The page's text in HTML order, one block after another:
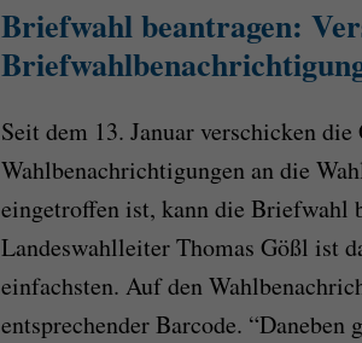
Briefwahl beantragen:
Seit dem 13. Januar verschicken
Wahlbenachrichtigungen an die
eingetroffen ist, kann die Briefwahl
Landeswahlleiter Thomas Gößl ist
einfachsten. Auf den
entsprechender Barcode.